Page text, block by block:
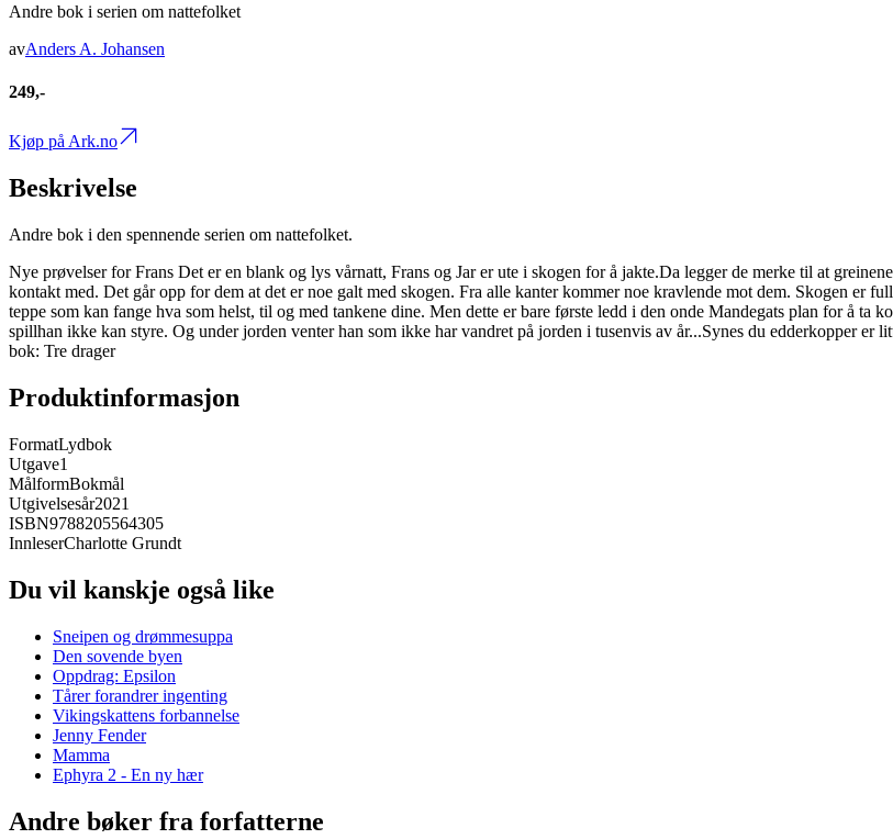
Andre bok i serien om nattefolket
avAnders A. Johansen
249,-
Kjøp på Ark.no
Beskrivelse
Andre bok i den spennende serien om nattefolket.
Nye prøvelser for Frans Det er en blank og lys vårnatt, Frans og Jar er ute i skogen for å jakte.Da legger de merke til at
kontakt med. Det går opp for dem at det er noe galt med skogen. Fra alle kanter kommer noe kravlende mot dem. Skogen er
teppe som kan fange hva som helst, til og med tankene dine. Men dette er bare første ledd i den onde Mandegats plan for å
spillhan ikke kan styre. Og under jorden venter han som ikke har vandret på jorden i tusenvis av år...Synes du edderkopper
bok: Tre drager
Produktinformasjon
FormatLydbok
Utgave1
MålformBokmål
Utgivelsesår2021
ISBN9788205564305
InnleserCharlotte Grundt
Du vil kanskje også like
Sneipen og drømmesuppa
Den sovende byen
Oppdrag: Epsilon
Tårer forandrer ingenting
Vikingskattens forbannelse
Jenny Fender
Mamma
Ephyra 2 - En ny hær
Andre bøker fra forfatterne